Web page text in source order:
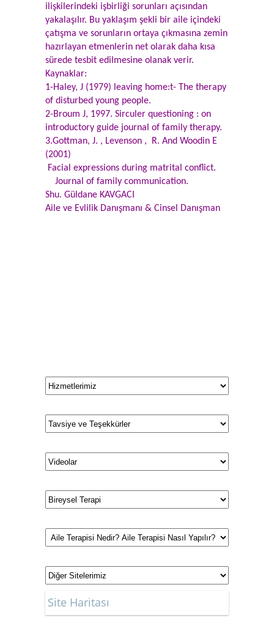
ilişkilerindeki işbirliği sorunları açısından
yakalaşılır. Bu yaklaşım şekli bir aile içindeki
çatışma ve sorunların ortaya çıkmasına zemin
hazırlayan etmenlerin net olarak daha kısa
sürede tesbit edilmesine olanak verir.
Kaynaklar:
1-Haley, J (1979) leaving home:t- The therapy
of disturbed young people.
2-Broum J, 1997. Sirculer questioning : on
introductory guide journal of family therapy.
3.Gottman, J. , Levenson , R. And Woodin E
(2001)
Facial expressions during matrital conflict.
Journal of family communication.
Shu. Güldane KAVGACI
Aile ve Evlilik Danışmanı & Cinsel Danışman
Site Haritası